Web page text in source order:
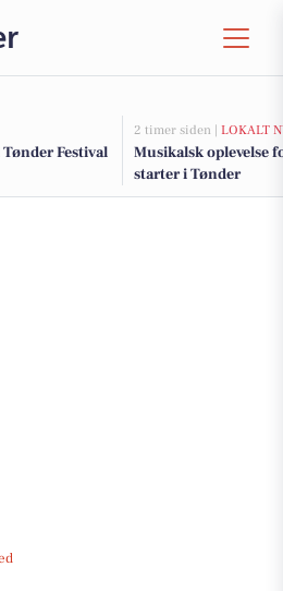
Festival
2 timer siden | LOKALT
Musikalsk oplevelse
starter i Tønder
til salg i Tønder. Priser op til 4.295.000 kr